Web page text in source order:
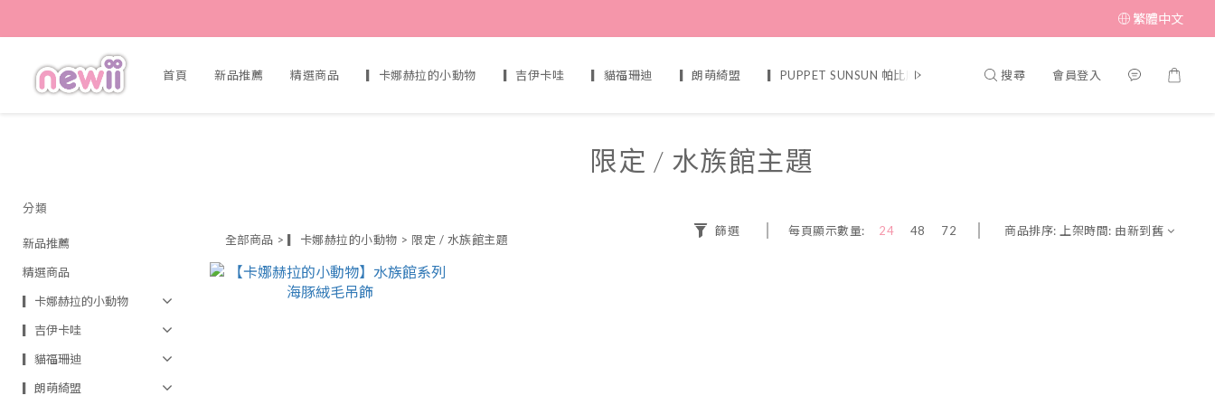
繁體中文
首頁 新品推薦 精選商品 ▎卡娜赫拉的小動物 ▎吉伊卡哇 ▎貓福珊迪 ▎朗萌綺盟 ▎PUPPET SUNSUN 帕比順順 ▎MUFFIN CORNER 瑪芬角落
搜尋 會員登入
分類
新品推薦
精選商品
▎卡娜赫拉的小動物
▎吉伊卡哇
▎貓福珊迪
▎朗萌綺盟
限定 / 水族館主題
全部商品 > ▎卡娜赫拉的小動物 > 限定 / 水族館主題
篩選 每頁顯示數量: 24 48 72 商品排序: 上架時間: 由新到舊